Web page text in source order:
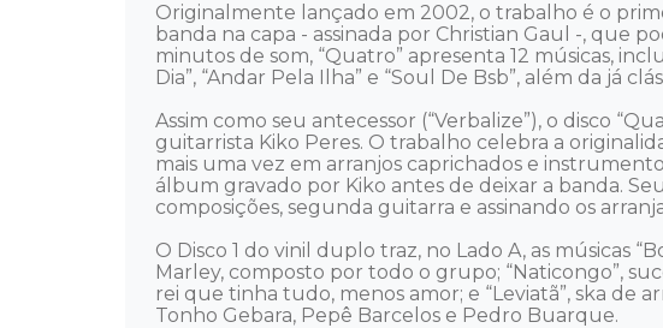
Originalmente lançado em 2002, o trabalho é o
banda na capa - assinada por Christian Gaul -, que
minutos de som, “Quatro” apresenta 12 músicas,
Dia”, “Andar Pela Ilha” e “Soul De Bsb”, além da já
Assim como seu antecessor (“Verbalize”), o disco
guitarrista Kiko Peres. O trabalho celebra a
mais uma vez em arranjos caprichados e
álbum gravado por Kiko antes de deixar a banda.
composições, segunda guitarra e assinando os
O Disco 1 do vinil duplo traz, no Lado A, as músicas
Marley, composto por todo o grupo; “Naticongo”,
rei que tinha tudo, menos amor; e “Leviatã”, ska de
Tonho Gebara, Pepê Barcelos e Pedro Buarque.